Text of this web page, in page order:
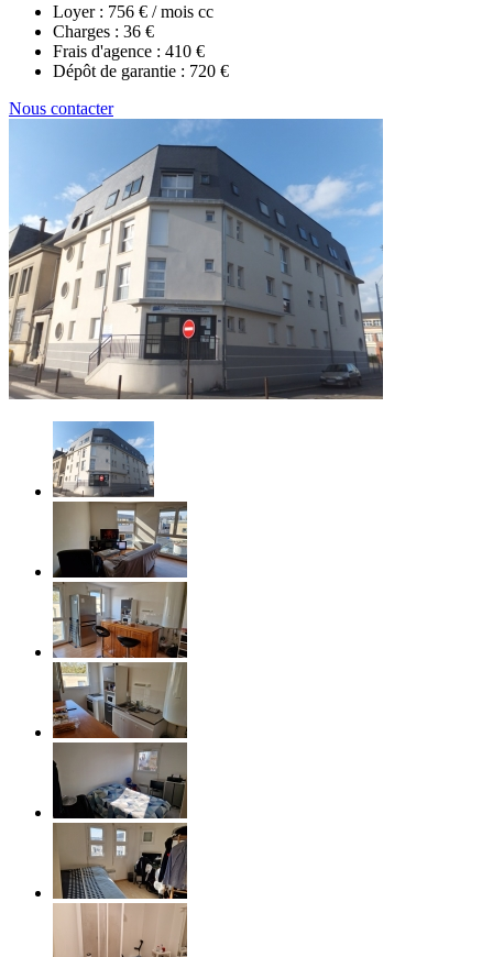
Loyer : 756 € / mois cc
Charges : 36 €
Frais d'agence : 410 €
Dépôt de garantie : 720 €
Nous contacter